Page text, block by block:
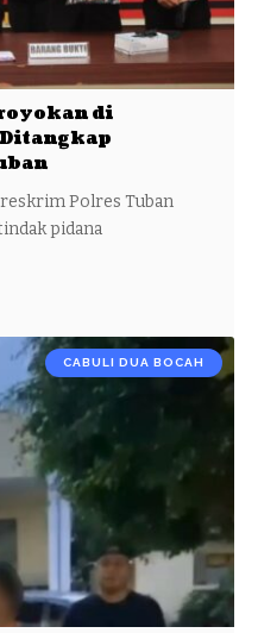
di
Polres Tuban
pidana
CABULI DUA BOCAH